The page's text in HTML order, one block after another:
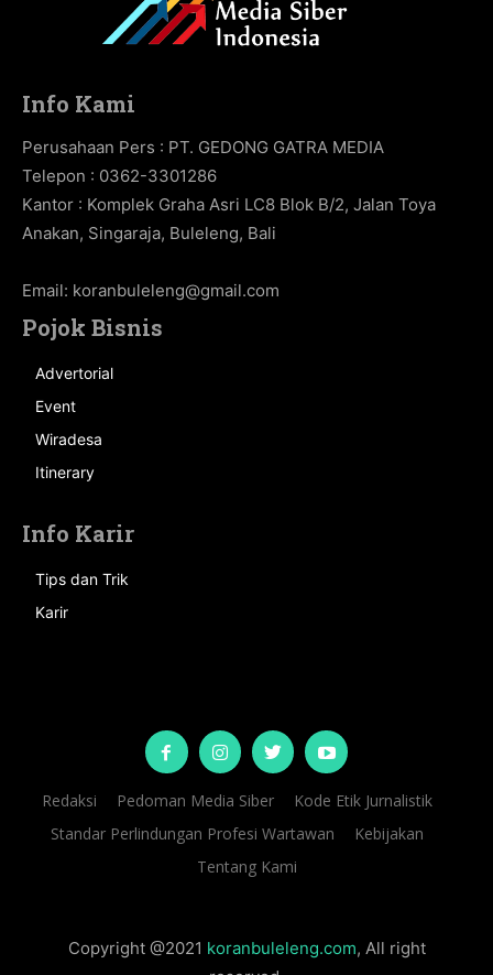
Info Kami
Perusahaan Pers : PT. GEDONG GATRA MEDIA
Telepon : 0362-3301286
Kantor : Komplek Graha Asri LC8 Blok B/2, Jalan Toya
Anakan, Singaraja, Buleleng, Bali
Email: koranbuleleng@gmail.com
Pojok Bisnis
Advertorial
Event
Wiradesa
Itinerary
Info Karir
Tips dan Trik
Karir
Redaksi Pedoman Media Siber
Kode Etik Jurnalistik
Standar Perlindungan Profesi Wartawan
Kebijakan
Tentang Kami
Copyright @2021 koranbuleleng.com, All right